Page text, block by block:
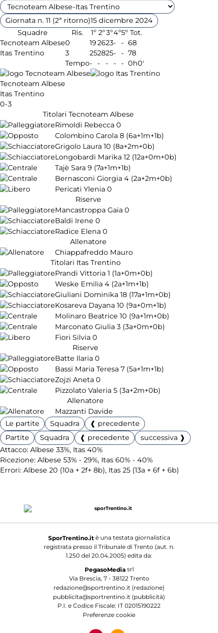
Giornata n. 11 (2ª ritorno)15 dicembre 2024
Squadre
Ris. 1º 2º3º4º5º Tot.
Tecnoteam Albese0 192623- - 68
Itas Trentino
3 252825- - 78
Tempo- - - - - 0h0'
Tecnoteam Albese
Itas Trentino
0-3
Titolari Tecnoteam Albese
Rimoldi Rebecca 0
Colombino Carola 8 (6a+1m+1b)
Grigolo Laura 10 (8a+2m+0b)
Longobardi Marika 12 (12a+0m+0b)
Tajè Sara 9 (7a+1m+1b)
Bernasconi Giorgia 4 (2a+2m+0b)
Pericati Ylenia 0
Riserve
Mancastroppa Gaia 0
Baldi Irene 0
Radice Elena 0
Allenatore
Chiappafreddo Mauro
Titolari Itas Trentino
Prandi Vittoria 1 (1a+0m+0b)
Weske Emilia 4 (2a+1m+1b)
Giuliani Dominika 18 (17a+1m+0b)
Kosareva Dayana 10 (9a+0m+1b)
Molinaro Beatrice 10 (9a+1m+0b)
Marconato Giulia 3 (3a+0m+0b)
Fiori Silvia 0
Riserve
Batte Ilaria 0
Bassi Maria Teresa 7 (5a+1m+1b)
Zojzi Aneta 0
Pizzolato Valeria 5 (3a+2m+0b)
Allenatore
Mazzanti Davide
Le partite
Squadra
❰ precedente
Partite
Squadra ❰ precedente
successiva ❱
Attacco: Albese 33%, Itas 40%
Ricezione: Albese 53% - 29%, Itas 60% - 40%
Errori: Albese 20 (10a + 2f+ 8b), Itas 25 (13a + 6f + 6b)
SporTrentino.itè una testata giornalistica
registrata presso il Tribunale di Trento (aut. n.
1.250 del 20.04.2005) edita da:
PegasoMediasrl
Via Brescia, 7 - 38122 Trento
redazione@sportrentino.it (redazione)
pubblicita@sportrentino.it (pubblicità)
P.I. e Codice Fiscale: IT 02015190222
Preferenze cookie